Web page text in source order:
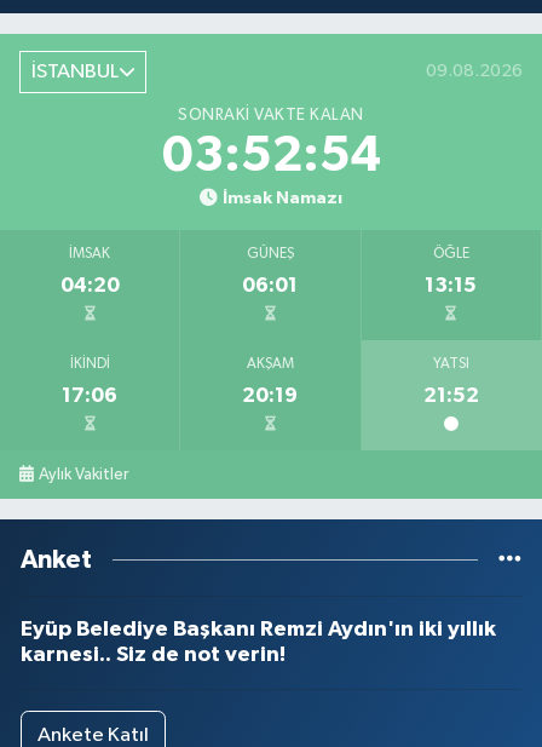
İSTANBUL 09.08.2026
SONRAKI VAKTE KALAN
03:52:54
İmsak Namazı
İMSAK
04:20
GÜNEŞ
06:01
ÖĞLE
13:15
İKINDI
17:06
AKŞAM
20:19
YATSI
21:52
Aylık Vakitler
Anket
Eyüp Belediye Başkanı Remzi Aydın'ın iki yıllık
karnesi.. Siz de not verin!
Ankete Katıl